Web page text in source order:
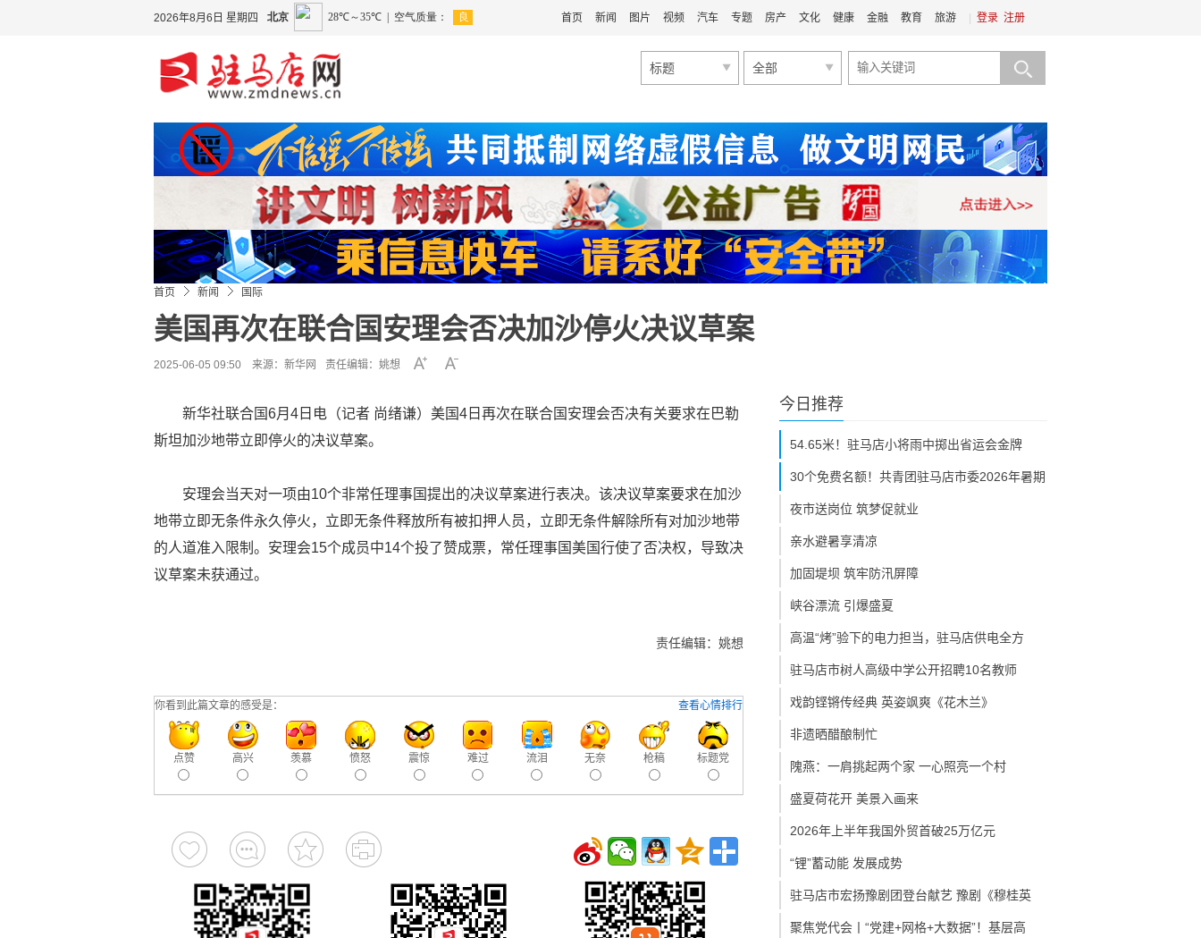
2026年8月6日 星期四 登录 注册
首页 新闻 图片 视频 汽车 专题 房产 文化 健康 金融 教育 旅游
标题 全部
首页 新闻 国际
美国再次在联合国安理会否决加沙停火决议草案
2025-06-05 09:50 来源： 新华网 责任编辑：姚想
新华社联合国6月4日电（记者 尚绪谦）美国4日再次在联合国安理会否决有关要求在巴勒
斯坦加沙地带立即停火的决议草案。
安理会当天对一项由10个非常任理事国提出的决议草案进行表决。该决议草案要求在加沙
地带立即无条件永久停火，立即无条件释放所有被扣押人员，立即无条件解除所有对加沙地带
的人道准入限制。安理会15个成员中14个投了赞成票，常任理事国美国行使了否决权，导致决
议草案未获通过。
责任编辑：姚想
查看心情排行
你看到此篇文章的感受是：
点赞 高兴 羡慕 愤怒 震惊 难过 流泪 无奈 枪稿 标题党
今日推荐
54.65米！驻马店小将雨中掷出省运会金牌
30个免费名额！共青团驻马店市委2026年暑期
夜市送岗位 筑梦促就业
亲水避暑享清凉
加固堤坝 筑牢防汛屏障
峡谷漂流 引爆盛夏
高温“烤”验下的电力担当，驻马店供电全方
驻马店市树人高级中学公开招聘10名教师
戏韵铿锵传经典 英姿飒爽《花木兰》
非遗晒醋酿制忙
隗燕：一肩挑起两个家 一心照亮一个村
盛夏荷花开 美景入画来
2026年上半年我国外贸首破25万亿元
“锂”蓄动能 发展成势
驻马店市宏扬豫剧团登台献艺 豫剧《穆桂英
聚焦党代会丨“党建+网格+大数据”！基层高